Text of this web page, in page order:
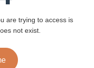
are trying to access is
not exist.